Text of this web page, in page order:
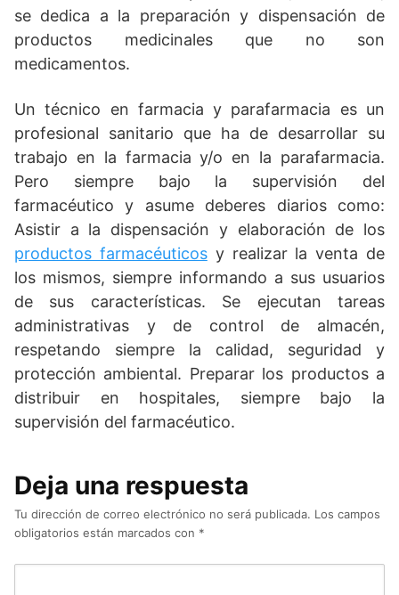
se dedica a la preparación y dispensación de
productos medicinales que no son
medicamentos.
Un técnico en farmacia y parafarmacia es un
profesional sanitario que ha de desarrollar su
trabajo en la farmacia y/o en la parafarmacia.
Pero siempre bajo la supervisión del
farmacéutico y asume deberes diarios como:
Asistir a la dispensación y elaboración de los
productos farmacéuticosy realizar la venta de
los mismos, siempre informando a sus usuarios
de sus características. Se ejecutan tareas
administrativas y de control de almacén,
respetando siempre la calidad, seguridad y
protección ambiental. Preparar los productos a
distribuir en hospitales, siempre bajo la
supervisión del farmacéutico.
Deja una respuesta
Tu dirección de correo electrónico no será publicada. Los campos
obligatorios están marcados con *